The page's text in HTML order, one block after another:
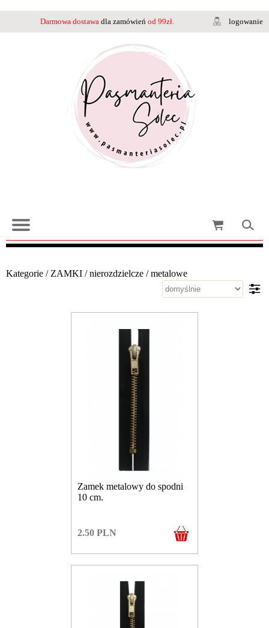
Darmowa dostawa dla zamówień od 99zł. logowanie
Kategorie / ZAMKI /nierozdzielcze /metalowe
Zamek metalowy do spodni
10 cm.
2.50 PLN